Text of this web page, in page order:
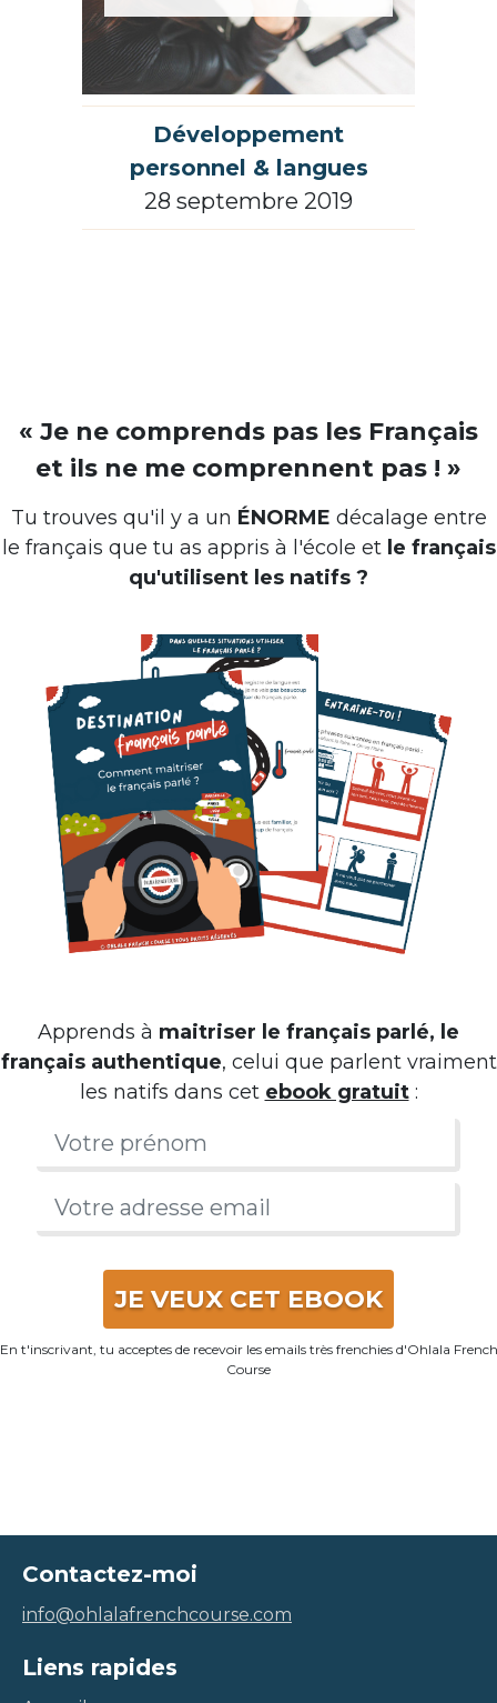
Développement
personnel & langues
28 septembre 2019
« Je ne comprends pas les Français
et ils ne me comprennent pas ! »
Tu trouves qu'il y a un ÉNORME décalage entre
le français que tu as appris à l'école et le français
qu'utilisent les natifs ?
Apprends à maitriser le français parlé, le
français authentique, celui que parlent vraiment
les natifs dans cet ebook gratuit:
JE VEUX CET EBOOK
En t'inscrivant, tu acceptes de recevoir les emails très frenchies d'Ohlala French
Course
Contactez-moi
info@ohlalafrenchcourse.com
Liens rapides